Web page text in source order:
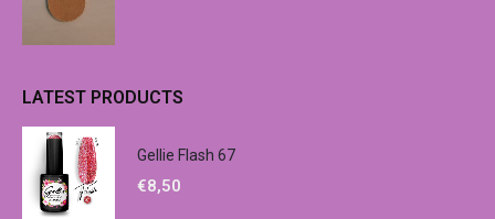
LATEST PRODUCTS
Gellie Flash 67
€8,50